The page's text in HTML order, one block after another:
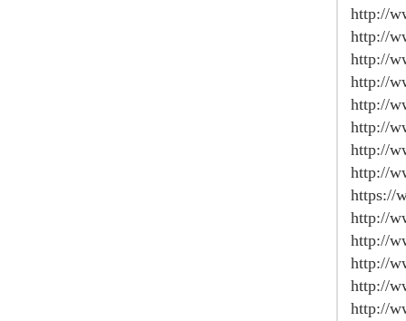
http://
http://
http://
http://
http://
http://
http://
http://
https://
http://
http://
http://
http://
http://